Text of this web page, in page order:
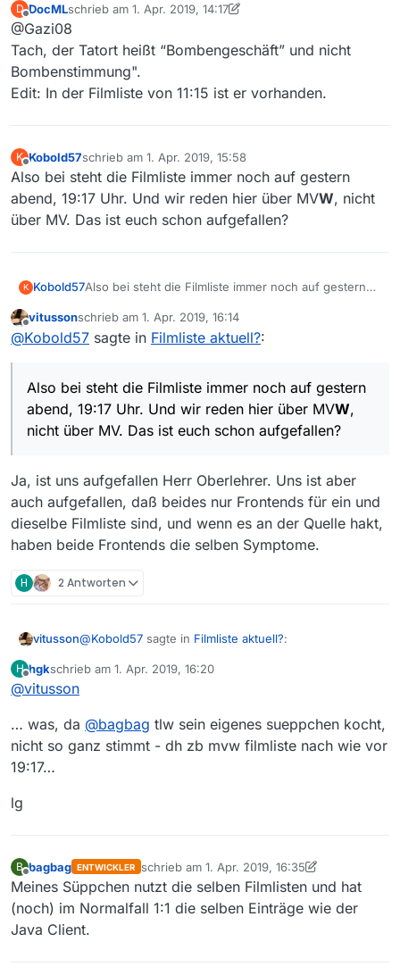
Momentan gibt es seit 06:17 Uhr keine
sind wohl die Crawlers eingefroren
:skull_and_crossbones:
aber seit 11:15 Uhr stockt es wieder.
D
Offline
DocMLschrieb am 1. Apr. 2019, 14:17
zuletzt editiert von DocML4. Jan. 2019, 16:20
@Gazi08
Tach, der Tatort heißt “Bombengeschäft” und nicht
Bombenstimmung".
Edit: In der Filmliste von 11:15 ist er vorhanden.
K
Offline
Kobold57schrieb am 1. Apr. 2019, 15:58
zuletzt editiert von
Also bei steht die Filmliste immer noch auf gestern
abend, 19:17 Uhr. Und wir reden hier über MVW, nicht
über MV. Das ist euch schon aufgefallen?
K Kobold57Also bei steht die Filmliste immer noch auf gestern
nicht über MV. Das ist euch schon aufgefallen?
Offline
vitussonschrieb am 1. Apr. 2019, 16:14
zuletzt editiert von
@Kobold57 sagte in Filmliste aktuell?:
Also bei steht die Filmliste immer noch auf gestern
abend, 19:17 Uhr. Und wir reden hier über MVW,
nicht über MV. Das ist euch schon aufgefallen?
Ja, ist uns aufgefallen Herr Oberlehrer. Uns ist aber
auch aufgefallen, daß beides nur Frontends für ein und
dieselbe Filmliste sind, und wenn es an der Quelle hakt,
haben beide Frontends die selben Symptome.
H 2 Antworten
vitusson@Kobold57 sagte in Filmliste aktuell?:
über MVW, nicht über MV. Das ist euch schon
aufgefallen?
Ja, ist uns aufgefallen Herr Oberlehrer. Uns ist aber
auch aufgefallen, daß beides nur Frontends für ein
und dieselbe Filmliste sind, und wenn es an der
H
Offline
hgkschrieb am 1. Apr. 2019, 16:20
zuletzt editiert von
@vitusson
… was, da @bagbag tlw sein eigenes sueppchen kocht,
nicht so ganz stimmt - dh zb mvw filmliste nach wie vor
19:17…
lg
B
Offline
bagbag ENTWICKLER schrieb am 1. Apr. 2019, 16:35
zuletzt editiert von bagbag4. Jan. 2019, 18:35
Meines Süppchen nutzt die selben Filmlisten und hat
(noch) im Normalfall 1:1 die selben Einträge wie der
Java Client.